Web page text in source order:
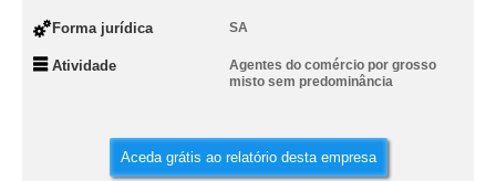
Forma jurídica SA
Atividade
Agentes do comércio por grosso
misto sem predominância
Aceda grátis ao relatório desta empresa